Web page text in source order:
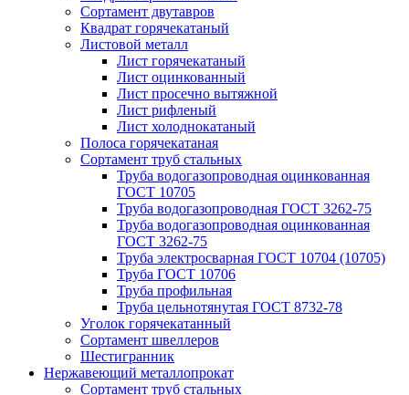
Сортамент двутавров
Квадрат горячекатаный
Листовой металл
Лист горячекатаный
Лист оцинкованный
Лист просечно вытяжной
Лист рифленый
Лист холоднокатаный
Полоса горячекатаная
Сортамент труб стальных
Труба водогазопроводная оцинкованная
ГОСТ 10705
Труба водогазопроводная ГОСТ 3262-75
Труба водогазопроводная оцинкованная
ГОСТ 3262-75
Труба электросварная ГОСТ 10704 (10705)
Труба ГОСТ 10706
Труба профильная
Труба цельнотянутая ГОСТ 8732-78
Уголок горячекатанный
Сортамент швеллеров
Шестигранник
Нержавеющий металлопрокат
Сортамент труб стальных